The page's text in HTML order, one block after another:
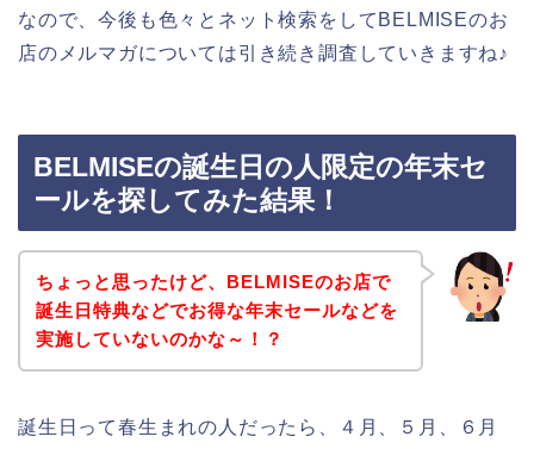
なので、今後も色々とネット検索をしてBELMISEのお
店のメルマガについては引き続き調査していきますね♪
BELMISEの誕生日の人限定の年末セ
ールを探してみた結果！
ちょっと思ったけど、BELMISEのお店で
誕生日特典などでお得な年末セールなどを
実施していないのかな～！？
誕生日って春生まれの人だったら、４月、５月、６月